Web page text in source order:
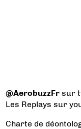
@AerobuzzFr sur
Les Replays sur
Charte de